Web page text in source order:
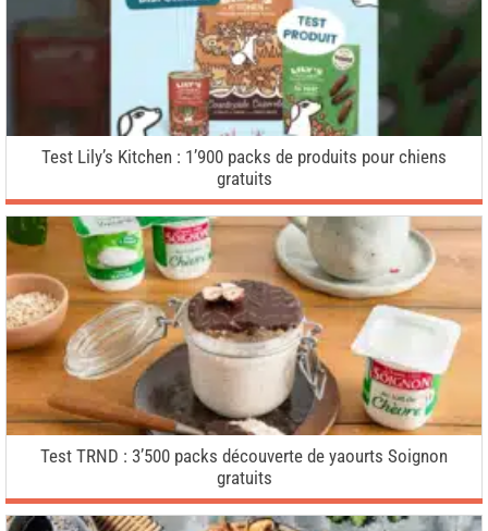
Test Lily’s Kitchen : 1’900 packs de produits pour chiens
gratuits
Test TRND : 3’500 packs découverte de yaourts Soignon
gratuits